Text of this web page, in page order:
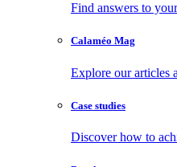
Find answers to
Calaméo Mag
Explore our articles
Case studies
Discover how to